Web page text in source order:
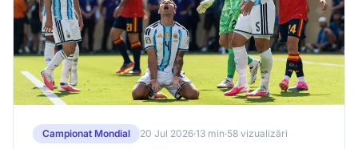
Campionat Mondial 20 Jul 2026·13 min·58 vizualizări